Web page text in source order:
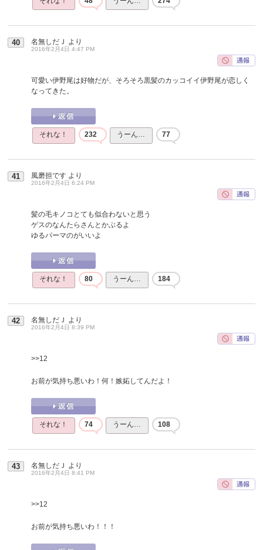
40 名無しだＪ より
2016年2月4日 4:47 PM
可愛い伊野尾は好物だが、そろそろ黒髪のカッコイイ伊野尾が恋しく
なってきた。
それな！ 232 うーん… 77
41 風磨担です より
2016年2月4日 6:24 PM
髪の毛キノコとても似合わないと思う
ゲスのなんたらさんとかぶるよ
ゆるパーマのがいいよ
それな！ 80 うーん… 184
42 名無しだＪ より
2016年2月4日 8:39 PM
>>12
お前が気持ち悪いわ！何！嫉妬してんだよ！
それな！ 74 うーん… 108
43 名無しだＪ より
2016年2月4日 8:41 PM
>>12
お前が気持ち悪いわ！！！